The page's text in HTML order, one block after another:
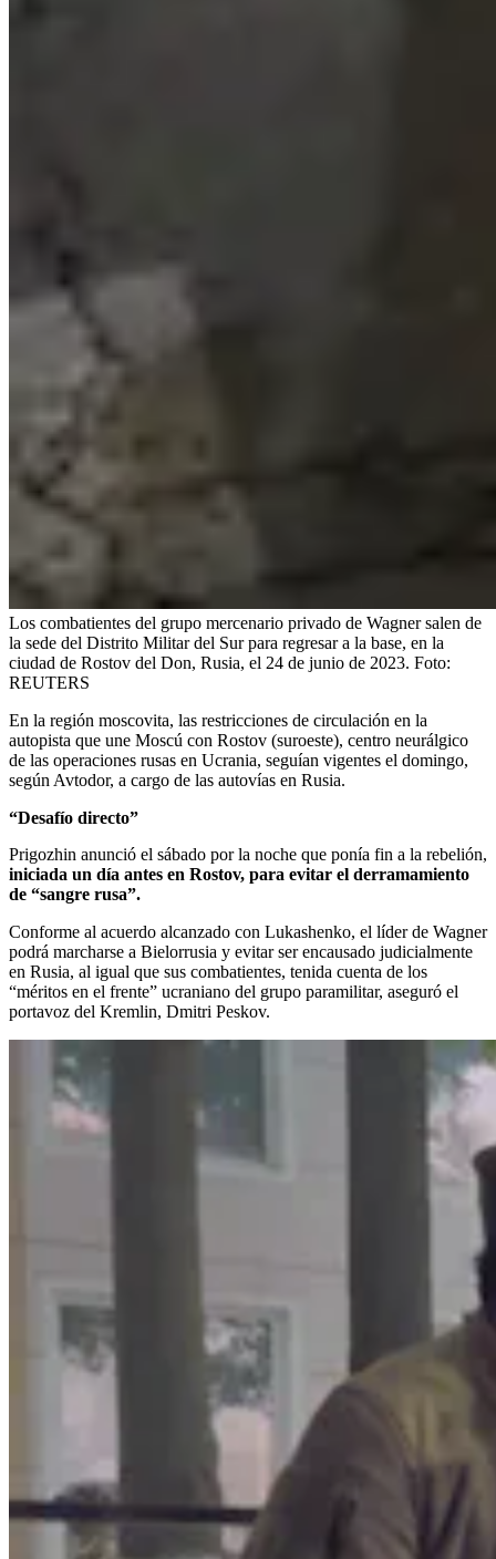
Los combatientes del grupo mercenario privado de Wagner salen de
la sede del Distrito Militar del Sur para regresar a la base, en la
ciudad de Rostov del Don, Rusia, el 24 de junio de 2023. Foto:
REUTERS
En la región moscovita, las restricciones de circulación en la
autopista que une Moscú con Rostov (suroeste), centro neurálgico
de las operaciones rusas en Ucrania, seguían vigentes el domingo,
según Avtodor, a cargo de las autovías en Rusia.
“Desafío directo”
Prigozhin anunció el sábado por la noche que ponía fin a la rebelión,
iniciada un día antes en Rostov, para evitar el derramamiento
de “sangre rusa”.
Conforme al acuerdo alcanzado con Lukashenko, el líder de Wagner
podrá marcharse a Bielorrusia y evitar ser encausado judicialmente
en Rusia, al igual que sus combatientes, tenida cuenta de los
“méritos en el frente” ucraniano del grupo paramilitar, aseguró el
portavoz del Kremlin, Dmitri Peskov.